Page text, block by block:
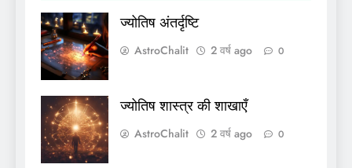
ज्योतिष अंतर्दृष्टि
AstroChalit 2 वर्ष ago 0
ज्योतिष शास्त्र की शाखाएँ
AstroChalit 2 वर्ष ago 0